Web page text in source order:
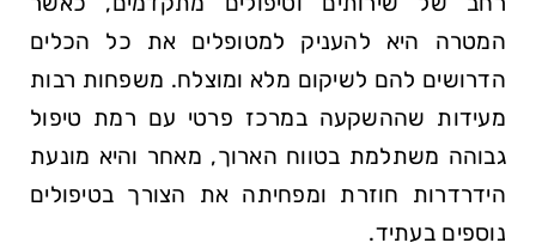
המטרה היא להעניק למטופלים את כל הכלים
הדרושים להם לשיקום מלא ומוצלח. משפחות רבות
מעידות שההשקעה במרכז פרטי עם רמת טיפול
גבוהה משתלמת בטווח הארוך, מאחר והיא מונעת
הידרדרות חוזרת ומפחיתה את הצורך בטיפולים
נוספים בעתיד.